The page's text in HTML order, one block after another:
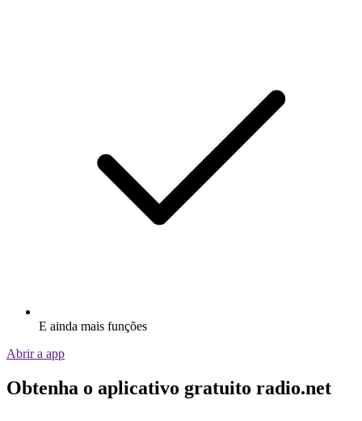
E ainda mais funções
Abrir a app
Obtenha o aplicativo gratuito radio.net